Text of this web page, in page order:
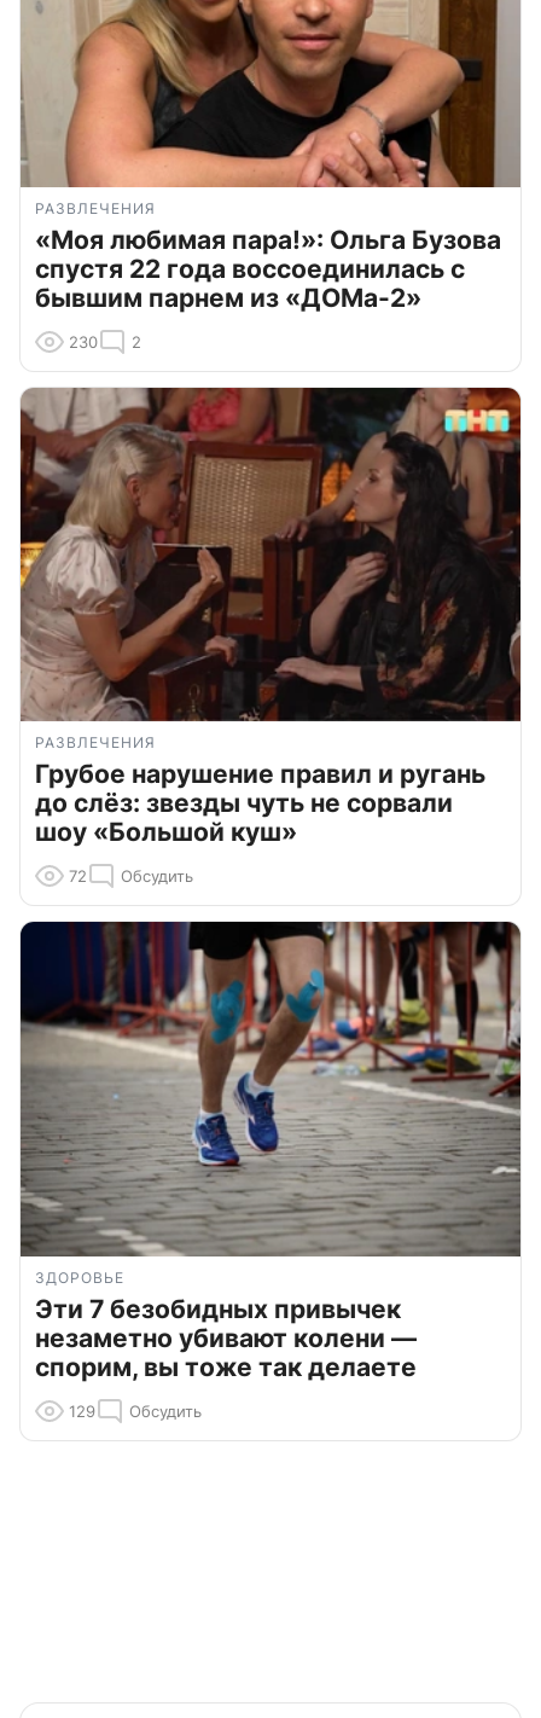
РАЗВЛЕЧЕНИЯ
«Моя любимая пара!»: Ольга Бузова
спустя 22 года воссоединилась с
бывшим парнем из «ДОМа-2»
230 2
РАЗВЛЕЧЕНИЯ
Грубое нарушение правил и ругань
до слёз: звезды чуть не сорвали
шоу «Большой куш»
72 Обсудить
ЗДОРОВЬЕ
Эти 7 безобидных привычек
незаметно убивают колени —
спорим, вы тоже так делаете
129 Обсудить